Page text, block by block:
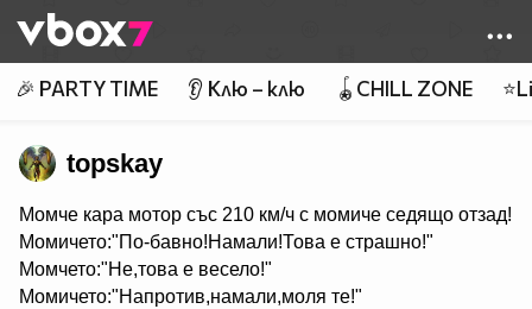
👾
🎉 PARTY TIME 👂 Клю – клю 🪀CHILL ZONE
topskay
Mомче кара мотор със 210 км/ч с момиче седящо отзад!
Момичето:"По-бавно!Намали!Това е страшно!"
Момчето:"Не,това е весело!"
Момичето:"Напротив,намали,моля те!"